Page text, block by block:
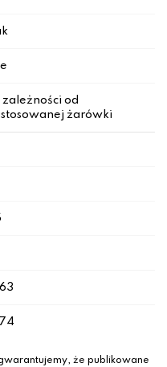
zależności od
żarówki
że publikowane